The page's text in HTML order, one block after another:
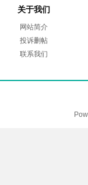
关于我们
网站简介
投诉删帖
联系我们